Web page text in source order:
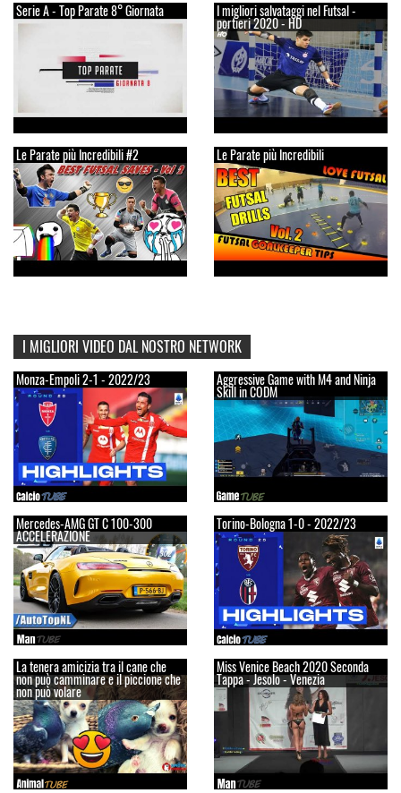
Serie A - Top Parate 8° Giornata I migliori salvataggi nel Futsal -
portieri 2020 - HD
Le Parate più Incredibili #2 Le Parate più Incredibili
I MIGLIORI VIDEO DAL NOSTRO NETWORK
Monza-Empoli 2-1 - 2022/23 Aggressive Game with M4 and Ninja
Skill in CODM
Mercedes-AMG GT C 100-300
ACCELERAZIONE
Torino-Bologna 1-0 - 2022/23
La tenera amicizia tra il cane che
non può camminare e il piccione che
non può volare
Miss Venice Beach 2020 Seconda
Tappa - Jesolo - Venezia